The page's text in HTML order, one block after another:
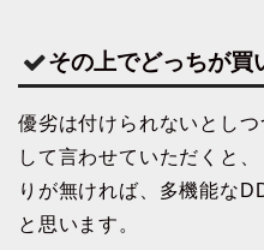
その上でどっちが買
優劣は付けられないとし
して言わせていただくと
りが無ければ、多機能な
と思います。